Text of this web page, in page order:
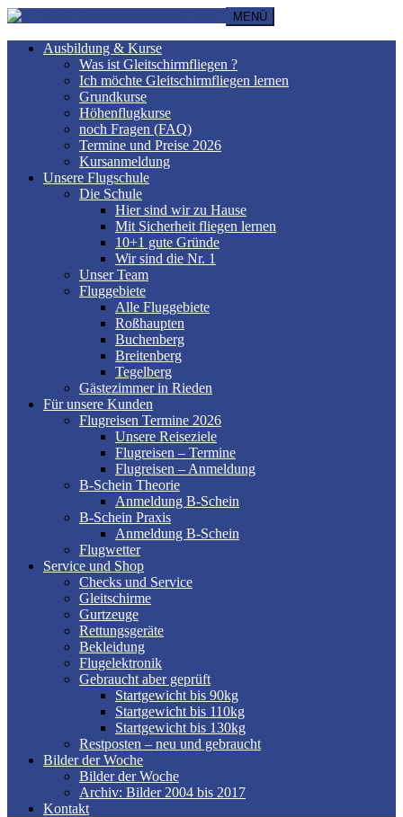
MENÜ
Ausbildung & Kurse
Was ist Gleitschirmfliegen ?
Ich möchte Gleitschirmfliegen lernen
Grundkurse
Höhenflugkurse
noch Fragen (FAQ)
Termine und Preise 2026
Kursanmeldung
Unsere Flugschule
Die Schule
Hier sind wir zu Hause
Mit Sicherheit fliegen lernen
10+1 gute Gründe
Wir sind die Nr. 1
Unser Team
Fluggebiete
Alle Fluggebiete
Roßhaupten
Buchenberg
Breitenberg
Tegelberg
Gästezimmer in Rieden
Für unsere Kunden
Flugreisen Termine 2026
Unsere Reiseziele
Flugreisen – Termine
Flugreisen – Anmeldung
B-Schein Theorie
Anmeldung B-Schein
B-Schein Praxis
Anmeldung B-Schein
Flugwetter
Service und Shop
Checks und Service
Gleitschirme
Gurtzeuge
Rettungsgeräte
Bekleidung
Flugelektronik
Gebraucht aber geprüft
Startgewicht bis 90kg
Startgewicht bis 110kg
Startgewicht bis 130kg
Restposten – neu und gebraucht
Bilder der Woche
Bilder der Woche
Archiv: Bilder 2004 bis 2017
Kontakt